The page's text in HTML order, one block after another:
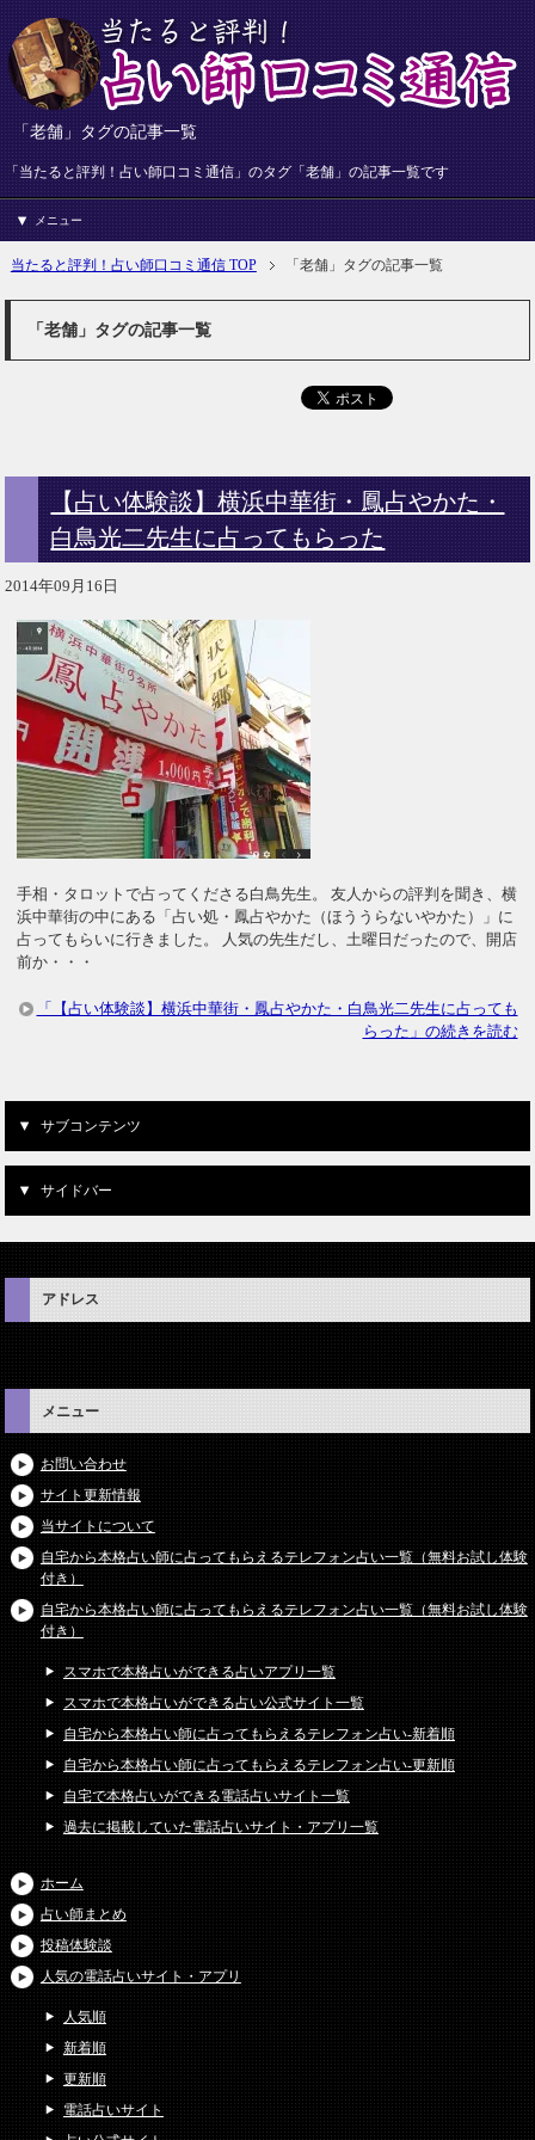
「老舗」タグの記事一覧
「当たると評判！占い師口コミ通信」のタグ「老舗」の記事一覧です
メニュー
当たると評判！占い師口コミ通信 TOP 「老舗」タグの記事一覧
「老舗」タグの記事一覧
【占い体験談】横浜中華街・鳳占やかた・
白鳥光二先生に占ってもらった
2014年09月16日
手相・タロットで占ってくださる白鳥先生。 友人からの評判を聞き、横
浜中華街の中にある「占い処・鳳占やかた（ほううらないやかた）」に
占ってもらいに行きました。 人気の先生だし、土曜日だったので、開店
前か・・・
「【占い体験談】横浜中華街・鳳占やかた・白鳥光二先生に占っても
らった」の続きを読む
サブコンテンツ
サイドバー
アドレス
メニュー
お問い合わせ
サイト更新情報
当サイトについて
自宅から本格占い師に占ってもらえるテレフォン占い一覧（無料お試し体験
付き）
自宅から本格占い師に占ってもらえるテレフォン占い一覧（無料お試し体験
付き）
スマホで本格占いができる占いアプリ一覧
スマホで本格占いができる占い公式サイト一覧
自宅から本格占い師に占ってもらえるテレフォン占い-新着順
自宅から本格占い師に占ってもらえるテレフォン占い-更新順
自宅で本格占いができる電話占いサイト一覧
過去に掲載していた電話占いサイト・アプリ一覧
ホーム
占い師まとめ
投稿体験談
人気の電話占いサイト・アプリ
人気順
新着順
更新順
電話占いサイト